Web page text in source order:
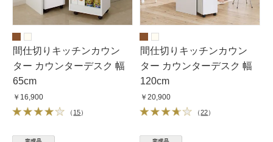
間仕切りキッチンカウン
ター カウンターデスク 幅
65cm
￥16,900
（ 15）
間仕切りキッチンカウン
ター カウンターデスク 幅
120cm
￥20,900
（22）